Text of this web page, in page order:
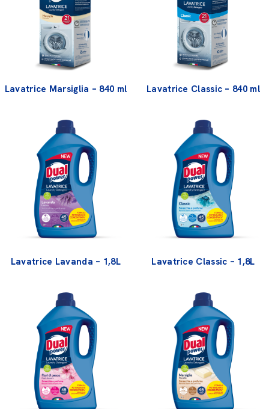
Lavatrice Marsiglia – 840 ml Lavatrice Classic – 840 ml
Lavatrice Lavanda – 1,8L Lavatrice Classic – 1,8L